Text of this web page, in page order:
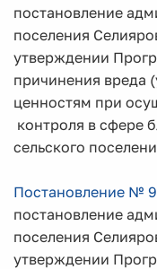
постановление
поселения
утверждении
причинения вреда
ценностям при
контроля в сфере
сельского
Постановление № 9
постановление
поселения
утверждении